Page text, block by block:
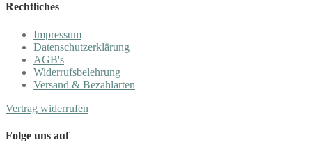
Rechtliches
Impressum
Datenschutzerklärung
AGB's
Widerrufsbelehrung
Versand & Bezahlarten
Vertrag widerrufen
Folge uns auf